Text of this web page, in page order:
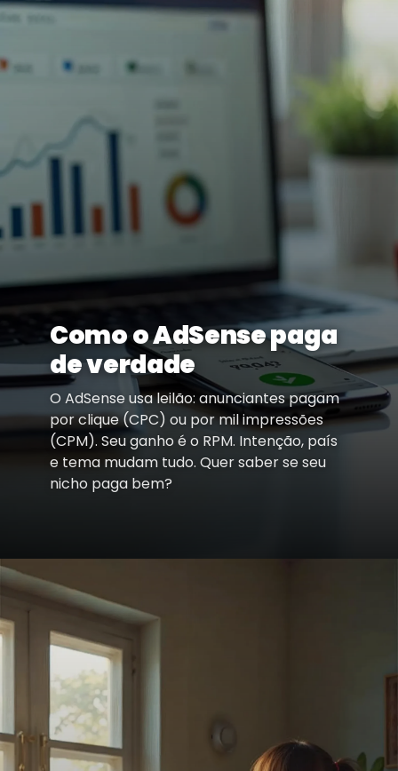
Como o AdSense paga
de verdade
O AdSense usa leilão: anunciantes pagam
por clique (CPC) ou por mil impressões
(CPM). Seu ganho é o RPM. Intenção, país
e tema mudam tudo. Quer saber se seu
nicho paga bem?